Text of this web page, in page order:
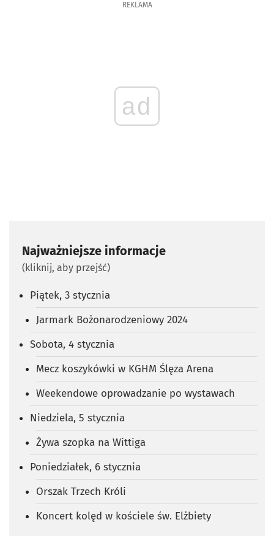
REKLAMA
ad
Najważniejsze informacje
(kliknij, aby przejść)
Piątek, 3 stycznia
Jarmark Bożonarodzeniowy 2024
Sobota, 4 stycznia
Mecz koszykówki w KGHM Ślęza Arena
Weekendowe oprowadzanie po wystawach
Niedziela, 5 stycznia
Żywa szopka na Wittiga
Poniedziałek, 6 stycznia
Orszak Trzech Króli
Koncert kolęd w kościele św. Elżbiety